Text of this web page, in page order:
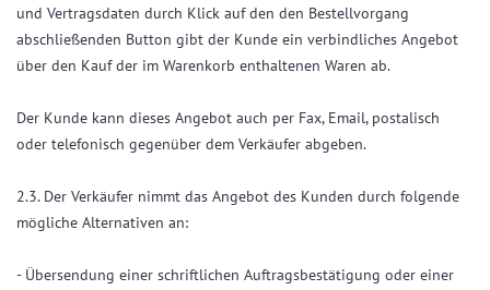
und Vertragsdaten durch Klick auf den den Bestellvorgang
abschließenden Button gibt der Kunde ein verbindliches Angebot
über den Kauf der im Warenkorb enthaltenen Waren ab.
Der Kunde kann dieses Angebot auch per Fax, Email, postalisch
oder telefonisch gegenüber dem Verkäufer abgeben.
2.3. Der Verkäufer nimmt das Angebot des Kunden durch folgende
mögliche Alternativen an:
- Übersendung einer schriftlichen Auftragsbestätigung oder einer